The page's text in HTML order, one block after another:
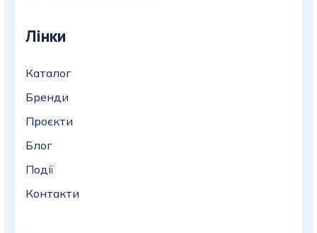
Лінки
Каталог
Бренди
Проєкти
Блог
Події
Контакти